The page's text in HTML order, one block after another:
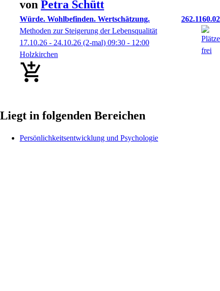
von Petra Schütt
Würde. Wohlbefinden. Wertschätzung.
262.1160.02
Methoden zur Steigerung der Lebensqualität
17.10.26 - 24.10.26 (2-mal) 09:30 - 12:00
Holzkirchen
Liegt in folgenden Bereichen
Persönlichkeitsentwicklung und Psychologie